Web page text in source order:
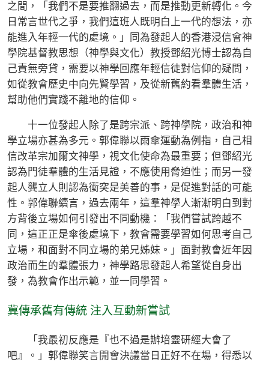
之間，「我們不是要推翻過去，而是推動更新轉化。今
日常言世代之爭，我們這班人既明白上一代的想法，亦
能進入年輕一代的處境。」同為發起人的香港浸信會神
學院基督教思想（神學與文化）教授鄧紹光博士認為自
己責無旁貸，需要以神學回應年輕信徒對信仰的疑問，
如從教會歷史中向先賢學習，及從新舊約看羣體生活，
幫助他們實踐不離地的信仰。
十一位發起人除了是跨宗派、跨神學院，政治和神
學立場亦甚為多元。郭偉聯以雨傘運動為例指，自己相
信改革宗加爾文神學，視文化使命為最重要；但鄧紹光
認為門徒羣體的生活見證，不應使用脅迫性；而另一發
起人龔立人則認為衝突是美善的事，是促進對話的可能
性。郭偉聯續言，過去兩年，這羣神學人漸漸明白到對
方背後立場如何引發出不同動機：「我們嘗試跨越不
同，這正正是傘後處境下，教會需要學習如何思考自己
立場，和面對不同立場的弟兄姊妹。」面對教會近年因
政治而生的羣體張力，神學路思發起人希望從自身出
發，為教會作出示範，並一同學習。
冀傳承舊有傳統 注入互動新嘗試
「我最初反應是『也不過是辦培靈研經大會了
吧』。」郭偉聯笑言開會決議當日正好不在場，得悉以